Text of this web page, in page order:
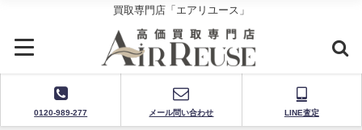
買取専門店「エアリユース」
0120-989-277 メール問い合わせ LINE査定